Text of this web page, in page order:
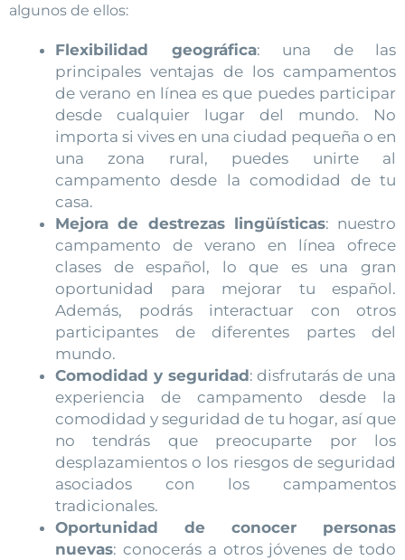
algunos de ellos:
Flexibilidad geográfica: una de las
principales ventajas de los campamentos
de verano en línea es que puedes participar
desde cualquier lugar del mundo. No
importa si vives en una ciudad pequeña o en
una zona rural, puedes unirte al
campamento desde la comodidad de tu
casa.
Mejora de destrezas lingüísticas: nuestro
campamento de verano en línea ofrece
clases de español, lo que es una gran
oportunidad para mejorar tu español.
Además, podrás interactuar con otros
participantes de diferentes partes del
mundo.
Comodidad y seguridad: disfrutarás de una
experiencia de campamento desde la
comodidad y seguridad de tu hogar, así que
no tendrás que preocuparte por los
desplazamientos o los riesgos de seguridad
asociados con los campamentos
tradicionales.
Oportunidad de conocer personas
nuevas: conocerás a otros jóvenes de todo